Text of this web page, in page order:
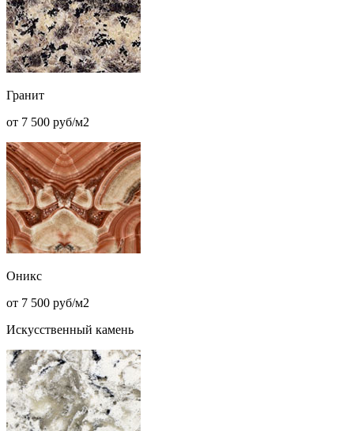
Гранит
от 7 500 руб/м2
Оникс
от 7 500 руб/м2
Искусственный камень